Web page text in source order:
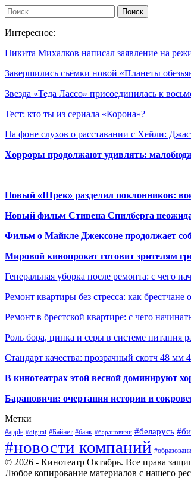
Интересное:
Никита Михалков написал заявление на
Завершились съёмки новой «Планеты
Звезда «Теда Лассо» присоединилась к
Тест: кто ты из сериала «Корона»?
На фоне слухов о расставании с Хейли:
Хорроры продолжают удивлять:
Новый «Шрек» разделил поклонников:
Новый фильм Стивена Спилберга
Фильм о Майкле Джексоне продолжает
Мировой кинопрокат готовит зрителям
Генеральная уборка после ремонта: с чего
Ремонт квартиры без стресса: как
Ремонт в брестской квартире: с чего
Роль бора, цинка и серы в системе питания
Стандарт качества: прозрачный скотч 48
В кинотеатрах этой весной доминируют
Барановичи: очертания истории и
Метки
#apple #digital #Байнет #банк #барановичи #беларусь
#новости компаний
© 2026 - Кинотеатр Октябрь. Все права
Любое копирование материалов с нашего